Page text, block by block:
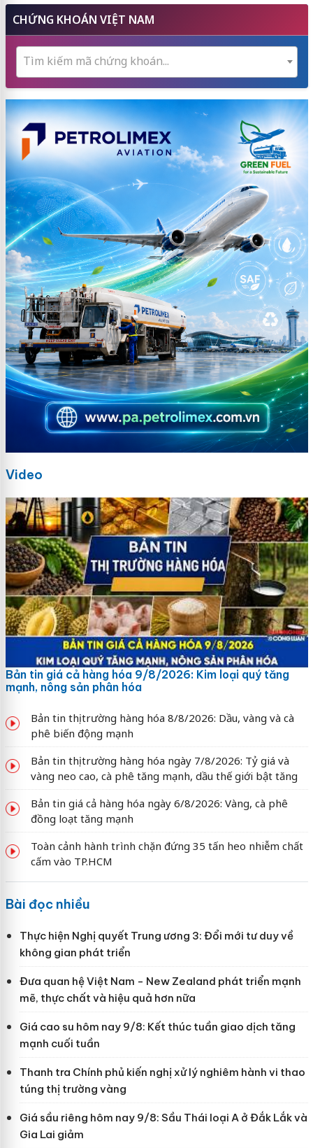
CHỨNG KHOÁN VIỆT NAM
Tìm kiếm mã chứng khoán...
Video
Bản tin giá cả hàng hóa 9/8/2026: Kim loại quý tăng
mạnh, nông sản phân hóa
Bản tin thị trường hàng hóa 8/8/2026: Dầu, vàng và cà
phê biến động mạnh
Bản tin thị trường hàng hóa ngày 7/8/2026: Tỷ giá và
vàng neo cao, cà phê tăng mạnh, dầu thế giới bật tăng
Bản tin giá cả hàng hóa ngày 6/8/2026: Vàng, cà phê
đồng loạt tăng mạnh
Toàn cảnh hành trình chặn đứng 35 tấn heo nhiễm chất
cấm vào TP.HCM
Bài đọc nhiều
Thực hiện Nghị quyết Trung ương 3: Đổi mới tư duy về
không gian phát triển
Đưa quan hệ Việt Nam - New Zealand phát triển mạnh
mẽ, thực chất và hiệu quả hơn nữa
Giá cao su hôm nay 9/8: Kết thúc tuần giao dịch tăng
mạnh cuối tuần
Thanh tra Chính phủ kiến nghị xử lý nghiêm hành vi thao
túng thị trường vàng
Giá sầu riêng hôm nay 9/8: Sầu Thái loại A ở Đắk Lắk và
Gia Lai giảm